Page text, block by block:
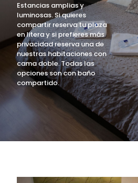
Estancias amplias y
luminosas. Si quieres
compartir reserva tu plaza
en litera y si prefieres más
privacidad reserva una de
nuestras habitaciones con
cama doble. Todas las
opciones son con baño
compartido.